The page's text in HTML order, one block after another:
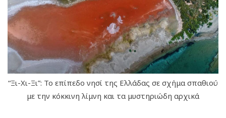
“Ξι-Χι-Ξι”: Το επίπεδο νησί της Ελλάδας σε σχήμα σπαθιού
με την κόκκινη λίμνη και τα μυστηριώδη αρχικά